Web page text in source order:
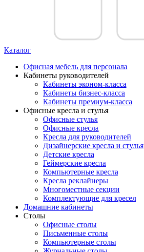
Каталог
Офисная мебель для персонала
Кабинеты руководителей
Кабинеты эконом-класса
Кабинеты бизнес-класса
Кабинеты премиум-класса
Офисные кресла и стулья
Офисные стулья
Офисные кресла
Кресла для руководителей
Дизайнерские кресла и стулья
Детские кресла
Геймерские кресла
Компьютерные кресла
Кресла реклайнеры
Многоместные секции
Комплектующие для кресел
Домашние кабинеты
Столы
Офисные столы
Письменные столы
Компьютерные столы